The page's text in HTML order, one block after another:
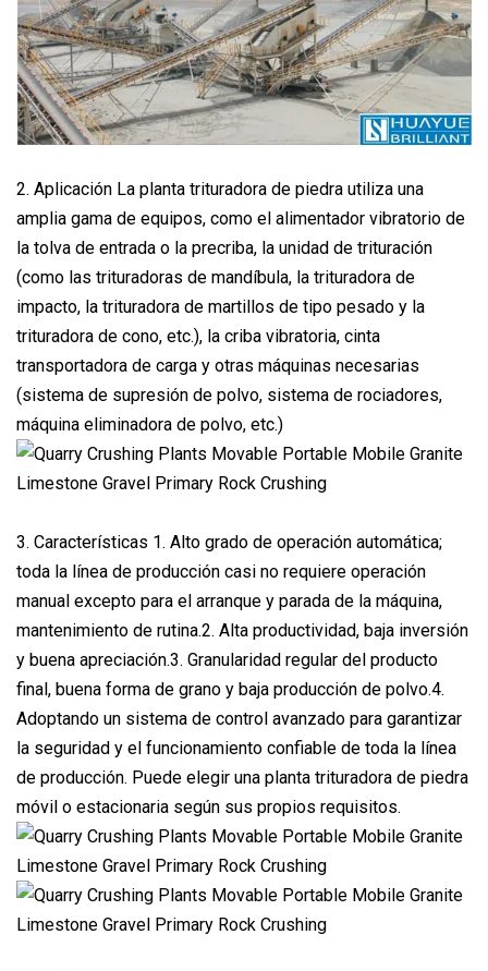
2. Aplicación La planta trituradora de piedra utiliza una
amplia gama de equipos, como el alimentador vibratorio de
la tolva de entrada o la precriba, la unidad de trituración
(como las trituradoras de mandíbula, la trituradora de
impacto, la trituradora de martillos de tipo pesado y la
trituradora de cono, etc.), la criba vibratoria, cinta
transportadora de carga y otras máquinas necesarias
(sistema de supresión de polvo, sistema de rociadores,
máquina eliminadora de polvo, etc.)
3. Características 1. Alto grado de operación automática;
toda la línea de producción casi no requiere operación
manual excepto para el arranque y parada de la máquina,
mantenimiento de rutina.2. Alta productividad, baja inversión
y buena apreciación.3. Granularidad regular del producto
final, buena forma de grano y baja producción de polvo.4.
Adoptando un sistema de control avanzado para garantizar
la seguridad y el funcionamiento confiable de toda la línea
de producción. Puede elegir una planta trituradora de piedra
móvil o estacionaria según sus propios requisitos.